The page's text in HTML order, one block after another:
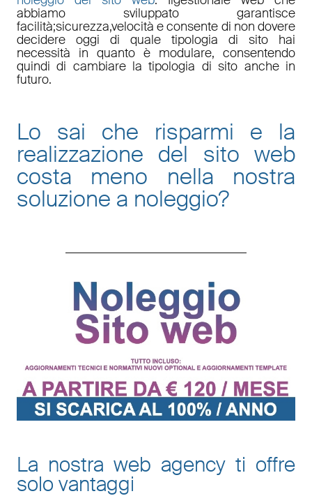
abbiamo sviluppato garantisce
facilità;sicurezza,velocità e consente di non dovere
decidere oggi di quale tipologia di sito hai
necessità in quanto è modulare, consentendo
quindi di cambiare la tipologia di sito anche in
futuro.
Lo sai che risparmi e la
realizzazione del sito web
costa meno nella nostra
soluzione a noleggio?
La nostra web agency ti offre
solo vantaggi